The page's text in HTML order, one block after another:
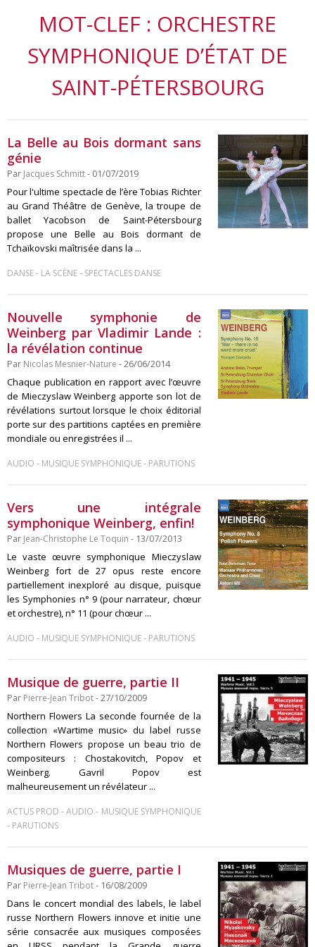
MOT-CLEF : ORCHESTRE
SYMPHONIQUE D’ÉTAT DE
SAINT-PÉTERSBOURG
La Belle au Bois dormant sans
génie
Par Jacques Schmitt- 01/07/2019
Pour l'ultime spectacle de l’ère Tobias Richter
au Grand Théâtre de Genève, la troupe de
ballet Yacobson de Saint-Pétersbourg
propose une Belle au Bois dormant de
Tchaïkovski maîtrisée dans la ...
DANSE- LA SCÈNE- SPECTACLES DANSE
Nouvelle symphonie de
Weinberg par Vladimir Lande :
la révélation continue
Par Nicolas Mesnier-Nature - 26/06/2014
Chaque publication en rapport avec l’œuvre
de Mieczyslaw Weinberg apporte son lot de
révélations surtout lorsque le choix éditorial
porte sur des partitions captées en première
mondiale ou enregistrées il ...
AUDIO - MUSIQUE SYMPHONIQUE- PARUTIONS
Vers une intégrale
symphonique Weinberg, enfin!
Par Jean-Christophe Le Toquin - 13/07/2013
Le vaste œuvre symphonique Mieczyslaw
Weinberg fort de 27 opus reste encore
partiellement inexploré au disque, puisque
les Symphonies n° 9 (pour narrateur, chœur
et orchestre), n° 11 (pour chœur ...
AUDIO - MUSIQUE SYMPHONIQUE- PARUTIONS
Musique de guerre, partie II
Par Pierre-Jean Tribot- 27/10/2009
Northern Flowers La seconde fournée de la
collection «Wartime music» du label russe
Northern Flowers propose un beau trio de
compositeurs : Chostakovitch, Popov et
Weinberg. Gavril Popov est
malheureusement un révélateur ...
ACTUS PROD -AUDIO - MUSIQUE SYMPHONIQUE
- PARUTIONS
Musiques de guerre, partie I
Par Pierre-Jean Tribot- 16/08/2009
Dans le concert mondial des labels, le label
russe Northern Flowers innove et initie une
série consacrée aux musiques composées